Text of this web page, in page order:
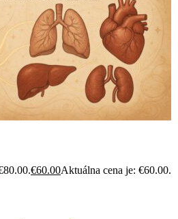
€60.00Aktuálna cena je: €60.00.